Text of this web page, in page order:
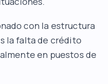
con la estructura
la falta de crédito
en puestos de